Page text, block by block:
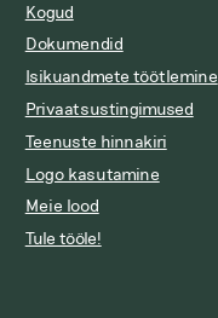
Kogud
Dokumendid
Isikuandmete töötlemine
Privaatsustingimused
Teenuste hinnakiri
Logo kasutamine
Meie lood
Tule tööle!